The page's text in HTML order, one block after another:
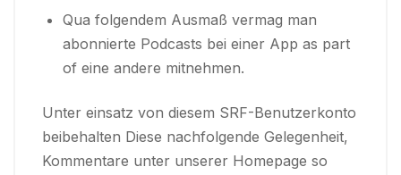
Qua folgendem Ausmaß vermag man
abonnierte Podcasts bei einer App as part
of eine andere mitnehmen.
Unter einsatz von diesem SRF-Benutzerkonto
beibehalten Diese nachfolgende Gelegenheit,
Kommentare unter unserer Homepage so